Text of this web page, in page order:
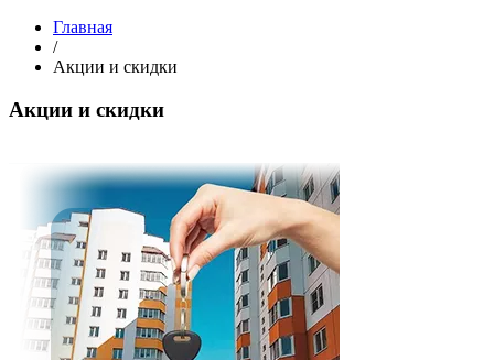
Главная
/
Акции и скидки
Акции и скидки